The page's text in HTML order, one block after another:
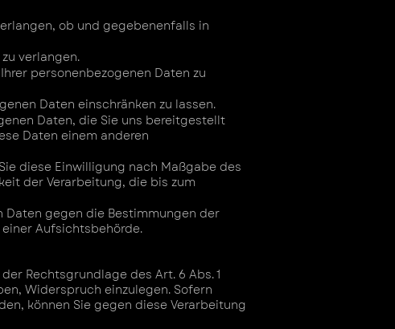
ob und gegebenenfalls in
verlangen.
personenbezogenen Daten zu
Daten einschränken zu lassen.
Daten, die Sie uns bereitgestellt
Daten einem anderen
diese Einwilligung nach Maßgabe des
der Verarbeitung, die bis zum
Daten gegen die Bestimmungen der
einer Aufsichtsbehörde.
Rechtsgrundlage des Art. 6 Abs. 1
Widerspruch einzulegen. Sofern
können Sie gegen diese Verarbeitung